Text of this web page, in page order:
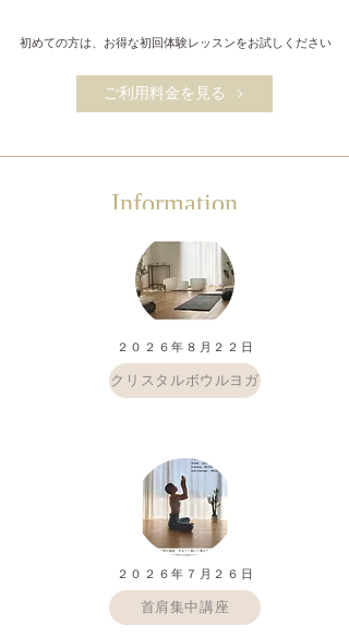
初めての方は、​お得な初回体験レッスンをお試しください
ご利用料金を見る
​Information
​２０２６年８月２２日
クリスタルボウルヨガ
​２０２６年７月２６日
首肩集中講座